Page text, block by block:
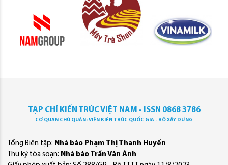
TẠP CHÍ KIẾN TRÚC VIỆT NAM - ISSN 0868 3786
CƠ QUAN CHỦ QUẢN: VIỆN KIẾN TRÚC QUỐC GIA - BỘ XÂY DỰNG
Tổng Biên tập: Nhà báo Phạm Thị Thanh Huyền
Thư ký tòa soạn: Nhà báo Trần Văn Ánh